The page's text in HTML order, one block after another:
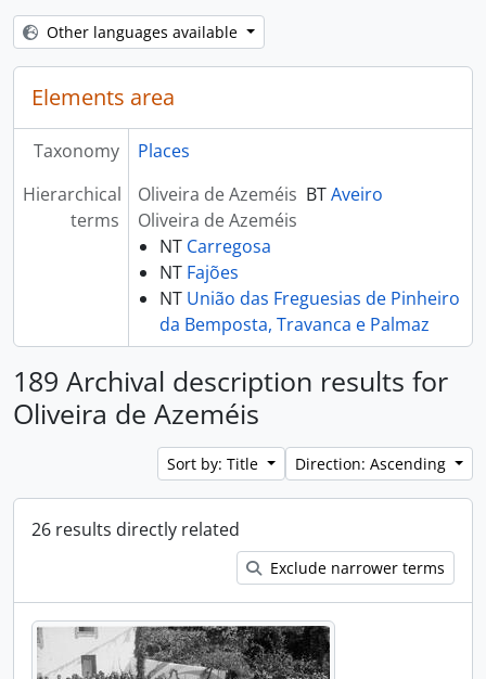
Other languages available
Elements area
Taxonomy
Places
Hierarchical
terms
Oliveira de Azeméis BTAveiro
Oliveira de Azeméis
NT Carregosa
NT Fajões
NT União das Freguesias de Pinheiro
da Bemposta, Travanca e Palmaz
189 Archival description results for
Oliveira de Azeméis
Sort by: Title Direction: Ascending
26 results directly related
Exclude narrower terms